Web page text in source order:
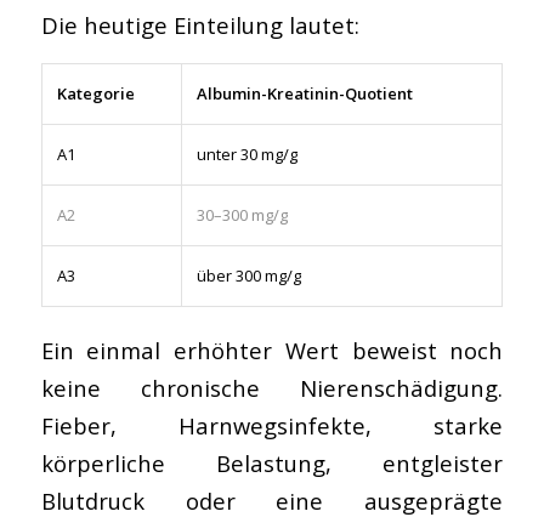
Die heutige Einteilung lautet:
Kategorie Albumin-Kreatinin-Quotient
A1 unter 30 mg/g
A2 30–300 mg/g
A3 über 300 mg/g
Ein einmal erhöhter Wert beweist noch
keine chronische Nierenschädigung.
Fieber, Harnwegsinfekte, starke
körperliche Belastung, entgleister
Blutdruck oder eine ausgeprägte